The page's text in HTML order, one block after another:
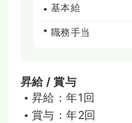
基本給
職務手当
昇給 / 賞与
昇給：年1回
賞与：年2回